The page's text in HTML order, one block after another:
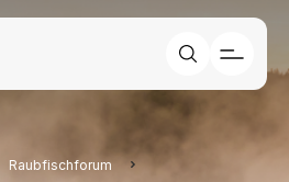
Raubfischforum